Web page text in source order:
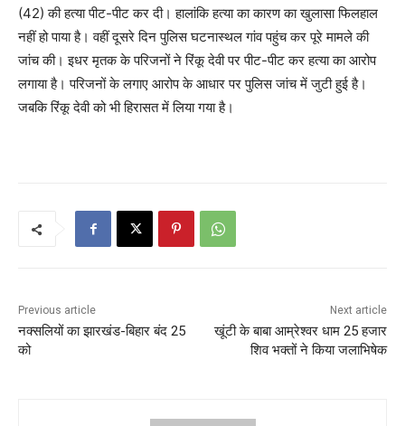
(42) की हत्या पीट-पीट कर दी। हालांकि हत्या का कारण का खुलासा फिलहाल
नहीं हो पाया है। वहीं दूसरे दिन पुलिस घटनास्थल गांव पहुंच कर पूरे मामले की
जांच की। इधर मृतक के परिजनों ने रिंकू देवी पर पीट-पीट कर हत्या का आरोप
लगाया है। परिजनों के लगाए आरोप के आधार पर पुलिस जांच में जुटी हुई है।
जबकि रिंकू देवी को भी हिरासत में लिया गया है।
Previous article
नक्सलियों का झारखंड-बिहार बंद 25
को
Next article
खूंटी के बाबा आम्रेश्वर धाम 25 हजार
शिव भक्तों ने किया जलाभिषेक